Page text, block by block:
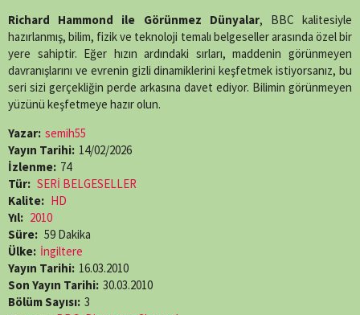
Richard Hammond ile Görünmez Dünyalar, BBC kalitesiyle
hazırlanmış, bilim, fizik ve teknoloji temalı belgeseller arasında özel bir
yere sahiptir. Eğer hızın ardındaki sırları, maddenin görünmeyen
davranışlarını ve evrenin gizli dinamiklerini keşfetmek istiyorsanız, bu
seri sizi gerçekliğin perde arkasına davet ediyor. Bilimin görünmeyen
yüzünü keşfetmeye hazır olun.
Yazar: semih55
Yayın Tarihi: 14/02/2026
İzlenme: 74
Tür: SERİ BELGESELLER
Kalite: HD
Yıl: 2010
Süre: 59 Dakika
Ülke: İngiltere
Yayın Tarihi: 16.03.2010
Son Yayın Tarihi: 30.03.2010
Bölüm Sayısı: 3